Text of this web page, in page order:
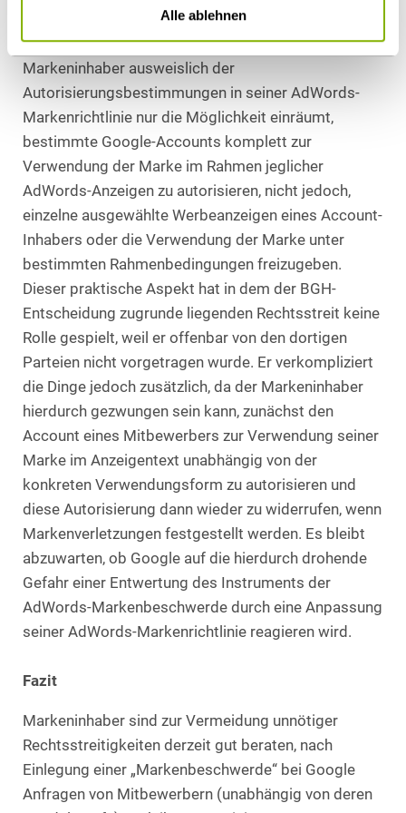
Alle ablehnen
des Mitbewerbers zuzustimmen. Dies geht insofern
etwas an der Realität vorbei, als Google dem
Markeninhaber ausweislich der
Autorisierungsbestimmungen in seiner AdWords-
Markenrichtlinie nur die Möglichkeit einräumt,
bestimmte Google-Accounts komplett zur
Verwendung der Marke im Rahmen jeglicher
AdWords-Anzeigen zu autorisieren, nicht jedoch,
einzelne ausgewählte Werbeanzeigen eines Account-
Inhabers oder die Verwendung der Marke unter
bestimmten Rahmenbedingungen freizugeben.
Dieser praktische Aspekt hat in dem der BGH-
Entscheidung zugrunde liegenden Rechtsstreit keine
Rolle gespielt, weil er offenbar von den dortigen
Parteien nicht vorgetragen wurde. Er verkompliziert
die Dinge jedoch zusätzlich, da der Markeninhaber
hierdurch gezwungen sein kann, zunächst den
Account eines Mitbewerbers zur Verwendung seiner
Marke im Anzeigentext unabhängig von der
konkreten Verwendungsform zu autorisieren und
diese Autorisierung dann wieder zu widerrufen, wenn
Markenverletzungen festgestellt werden. Es bleibt
abzuwarten, ob Google auf die hierdurch drohende
Gefahr einer Entwertung des Instruments der
AdWords-Markenbeschwerde durch eine Anpassung
seiner AdWords-Markenrichtlinie reagieren wird.
Fazit
Markeninhaber sind zur Vermeidung unnötiger
Rechtsstreitigkeiten derzeit gut beraten, nach
Einlegung einer „Markenbeschwerde“ bei Google
Anfragen von Mitbewerbern (unabhängig von deren